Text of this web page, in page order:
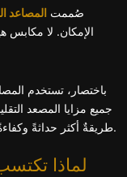
صُممت المصاعد
الإمكان. لا مكابس
باختصار، تستخدم
جميع مزايا المصعد
طريقةٌ أكثر حداثةً وكفاءةً في استخدام المساحة لتركيب مصعد في منزلك.
لماذا